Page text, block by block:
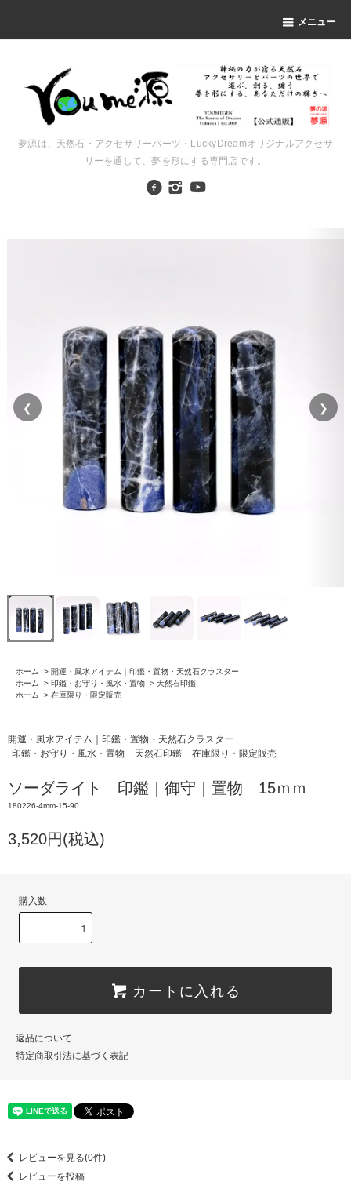
メニュー
夢源は、天然石・アクセサリーパーツ・LuckyDreamオリジナルアクセサ
リーを通して、夢を形にする専門店です。
❮ ❯
ホーム > 開運・風水アイテム｜印鑑・置物・天然石クラスター
ホーム
> 印鑑・お守り・風水・置物 > 天然石印鑑
ホーム
> 在庫限り・限定販売
開運・風水アイテム｜印鑑・置物・天然石クラスター
印鑑・お守り・風水・置物
天然石印鑑 在庫限り・限定販売
ソーダライト 印鑑｜御守｜置物 15ｍｍ
180226-4mm-15-90
3,520円(税込)
購入数
カートに入れる
返品について
特定商取引法に基づく表記
レビューを見る(0件)
レビューを投稿